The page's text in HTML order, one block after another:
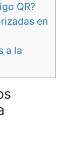
QR?
en
a la